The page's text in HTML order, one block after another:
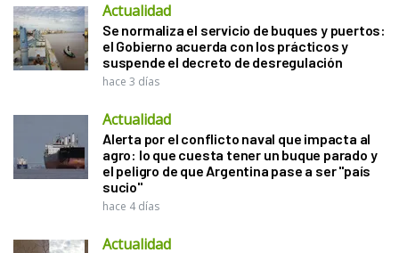
Actualidad
Se normaliza el servicio de buques y puertos:
el Gobierno acuerda con los prácticos y
suspende el decreto de desregulación
hace 3 días
Actualidad
Alerta por el conflicto naval que impacta al
agro: lo que cuesta tener un buque parado y
el peligro de que Argentina pase a ser "país
sucio"
hace 4 días
Actualidad